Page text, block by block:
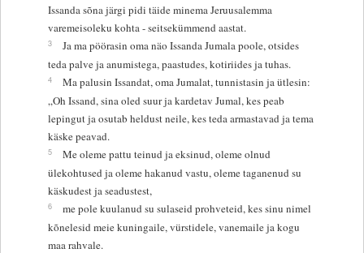
Issanda sõna järgi pidi täide minema Jeruusalemma
varemeisoleku kohta - seitsekümmend aastat.
3
Ja ma pöörasin oma näo Issanda Jumala poole, otsides
teda palve ja anumistega, paastudes, kotiriides ja tuhas.
4
Ma palusin Issandat, oma Jumalat, tunnistasin ja ütlesin:
„Oh Issand, sina oled suur ja kardetav Jumal, kes peab
lepingut ja osutab heldust neile, kes teda armastavad ja tema
käske peavad.
5
Me oleme pattu teinud ja eksinud, oleme olnud
ülekohtused ja oleme hakanud vastu, oleme taganenud su
käskudest ja seadustest,
6
me pole kuulanud su sulaseid prohveteid, kes sinu nimel
kõnelesid meie kuningaile, vürstidele, vanemaile ja kogu
maa rahvale.